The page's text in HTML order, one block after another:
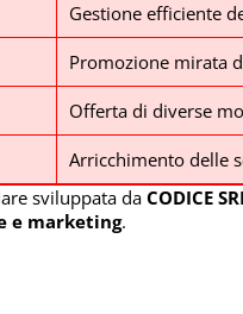
Gestione efficiente
Promozione mirata
Offerta di diverse
Arricchimento delle
sviluppata da CODICE
e marketing.